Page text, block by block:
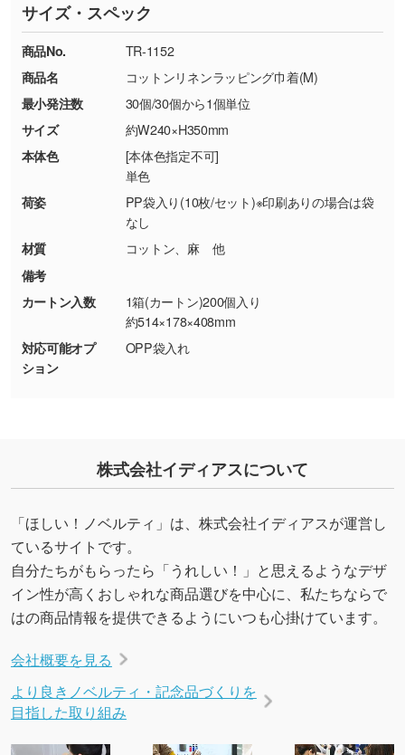
す。→詳しく見る
・コーポレートカラーを使って印刷したい／印
刷色にこだわりがある
DIC・PANTONEなどのカラーチップの指定や、
現物支給による色指定も承っております。→
しく見る
・背景がある画像からキャラクター部分だけを
使いたいです
シンプルな背景のデータや、使いたいキャラク
・持っているデータの背景が足りない／塗り足
しの作り方が分からない
印刷したいデータが印刷範囲よりも小さい場
・デザインにQRコードを入れたい／QRコード
を生成してほしい
URLをご指定いただければ、QRコードを生成
いたします。配置のご相談にも応じています。
→詳しく見る
※詳しくは「商品の良品基準について
ください。
【返品・交換ができない場合】
・お客様の元で商品を加工された場合、または
商品が破損した場合
・商品到着後7日以上経過している場合
・お客様のご都合による返品・交換依頼(商
品・色・数量などの注文間違い等)
TEL：0422-29-9911 営業時間10:00～
18:00(土日祝日除く)
お問い合わせフォームはこちら
サイズ・スペック
商品No.
TR-1152
商品名
コットンリネンラッピング巾着(M)
最小発注数
30個/30個から1個単位
サイズ
約W240×H350mm
本体色
[本体色指定不可]
単色
荷姿
PP袋入り(10枚/セット)※印刷ありの場合は袋
なし
材質
コットン、麻 他
備考
カートン入数
1箱(カートン)200個入り
約514×178×408mm
対応可能オプ
ション
OPP袋入れ
株式会社イディアスについて
「ほしい！ノベルティ」は、株式会社イディアスが運営し
ているサイトです。
自分たちがもらったら「うれしい！」と思えるようなデザ
イン性が高くおしゃれな商品選びを中心に、私たちならで
はの商品情報を提供できるようにいつも心掛けています。
会社概要を見る
より良きノベルティ・記念品づくりを
目指した取り組み